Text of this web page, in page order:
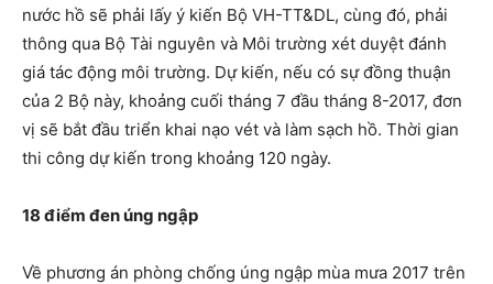
nước hồ sẽ phải lấy ý kiến Bộ VH-TT&DL, cùng đó, phải
thông qua Bộ Tài nguyên và Môi trường xét duyệt đánh
giá tác động môi trường. Dự kiến, nếu có sự đồng thuận
của 2 Bộ này, khoảng cuối tháng 7 đầu tháng 8-2017, đơn
vị sẽ bắt đầu triển khai nạo vét và làm sạch hồ. Thời gian
thi công dự kiến trong khoảng 120 ngày.
18 điểm đen úng ngập
Về phương án phòng chống úng ngập mùa mưa 2017 trên